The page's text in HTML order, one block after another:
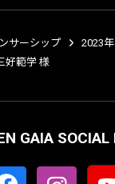
サーシップ
2023年
好範学 様
GAIA SOCIAL